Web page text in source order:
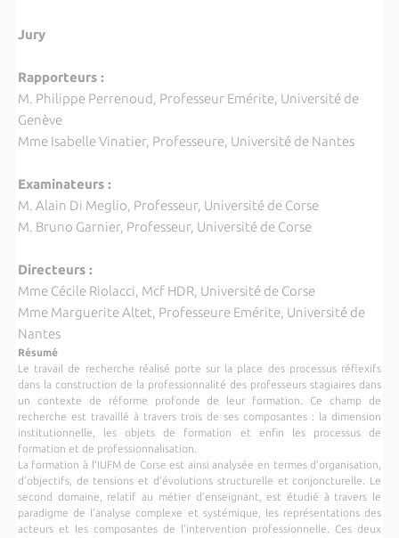
Jury
Rapporteurs :
M. Philippe Perrenoud, Professeur Emérite, Université de
Genève
Mme Isabelle Vinatier, Professeure, Université de Nantes
Examinateurs :
M. Alain Di Meglio, Professeur, Université de Corse
M. Bruno Garnier, Professeur, Université de Corse
Directeurs :
Mme Cécile Riolacci, Mcf HDR, Université de Corse
Mme Marguerite Altet, Professeure Emérite, Université de
Nantes
Résumé
Le travail de recherche réalisé porte sur la place des processus réflexifs
dans la construction de la professionnalité des professeurs stagiaires dans
un contexte de réforme profonde de leur formation. Ce champ de
recherche est travaillé à travers trois de ses composantes : la dimension
institutionnelle, les objets de formation et enfin les processus de
formation et de professionnalisation.
La formation à l’IUFM de Corse est ainsi analysée en termes d’organisation,
d’objectifs, de tensions et d’évolutions structurelle et conjoncturelle. Le
second domaine, relatif au métier d’enseignant, est étudié à travers le
paradigme de l’analyse complexe et systémique, les représentations des
acteurs et les composantes de l’intervention professionnelle. Ces deux